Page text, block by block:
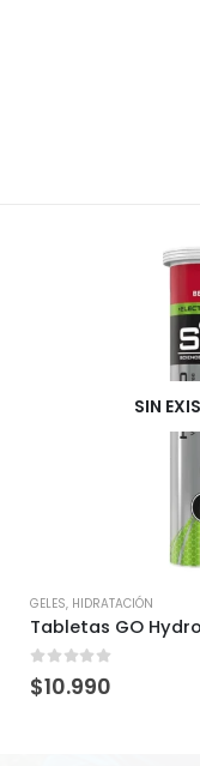
SIN
GELES, HIDRATACIÓN
0 out of 5
$10.990